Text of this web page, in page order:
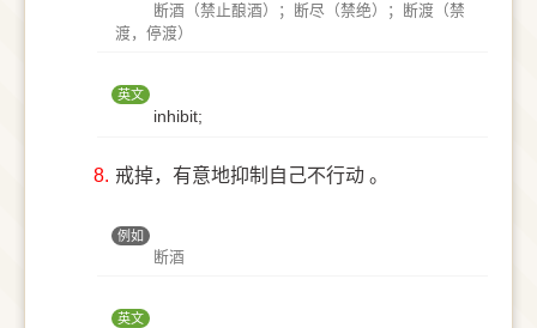
断酒（禁止酿酒）；断尽（禁绝）；断渡（禁
渡，停渡）
英文
inhibit;
8. 戒掉，有意地抑制自己不行动 。
例如
断酒
英文